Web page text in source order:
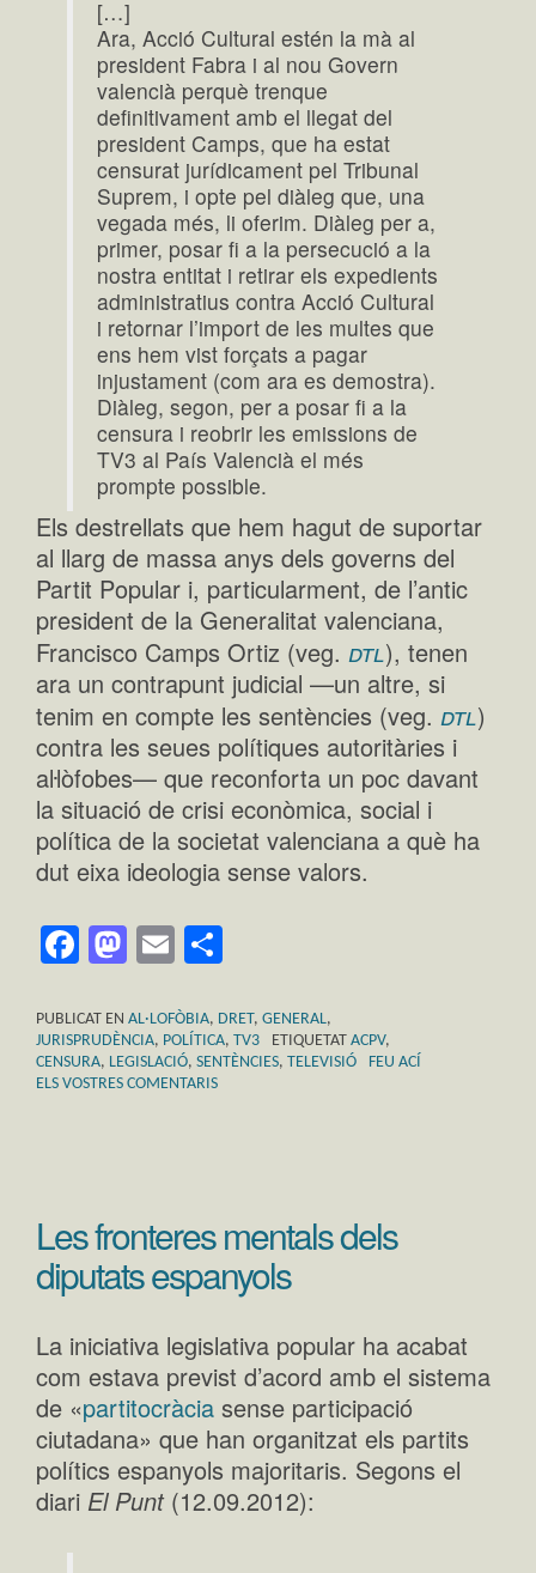
[…]
Ara, Acció Cultural estén la mà al
president Fabra i al nou Govern
valencià perquè trenque
definitivament amb el llegat del
president Camps, que ha estat
censurat jurídicament pel Tribunal
Suprem, i opte pel diàleg que, una
vegada més, li oferim. Diàleg per a,
primer, posar fi a la persecució a la
nostra entitat i retirar els expedients
administratius contra Acció Cultural
i retornar l’import de les multes que
ens hem vist forçats a pagar
injustament (com ara es demostra).
Diàleg, segon, per a posar fi a la
censura i reobrir les emissions de
TV3 al País Valencià el més
prompte possible.
Els destrellats que hem hagut de suportar
al llarg de massa anys dels governs del
Partit Popular i, particularment, de l’antic
president de la Generalitat valenciana,
Francisco Camps Ortiz (veg. dtl), tenen
ara un contrapunt judicial —un altre, si
tenim en compte les sentències (veg. dtl)
contra les seues polítiques autoritàries i
aŀlòfobes— que reconforta un poc davant
la situació de crisi econòmica, social i
política de la societat valenciana a què ha
dut eixa ideologia sense valors.
Facebook
Mastodon
Email
PUBLICAT EN AL·LOFÒBIA, DRET, GENERAL,
JURISPRUDÈNCIA, POLÍTICA, TV3 ETIQUETAT ACPV,
CENSURA, LEGISLACIÓ, SENTÈNCIES, TELEVISIÓ
FEU ACÍ
ELS VOSTRES COMENTARIS
Les fronteres mentals dels
diputats espanyols
La iniciativa legislativa popular ha acabat
com estava previst d’acord amb el sistema
de «partitocràcia sense participació
ciutadana» que han organitzat els partits
polítics espanyols majoritaris. Segons el
diari El Punt(12.09.2012):